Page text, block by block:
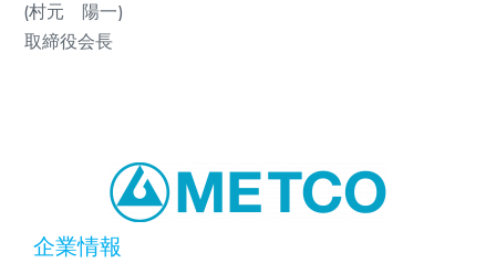
(村元 陽一)
取締役会長
企業情報